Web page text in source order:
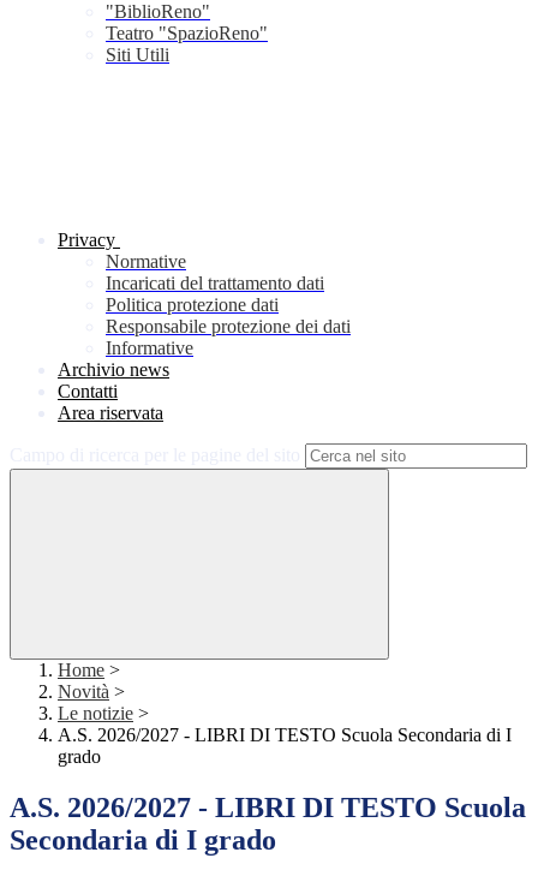
"BiblioReno"
Teatro "SpazioReno"
Siti Utili
Privacy
Normative
Incaricati del trattamento dati
Politica protezione dati
Responsabile protezione dei dati
Informative
Archivio news
Contatti
Area riservata
Home >
Novità >
Le notizie >
A.S. 2026/2027 - LIBRI DI TESTO Scuola Secondaria di I
grado
A.S. 2026/2027 - LIBRI DI TESTO Scuola
Secondaria di I grado